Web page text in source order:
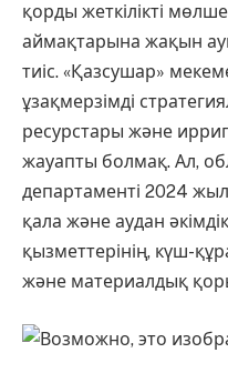
қорды жеткілікті
аймақтарына жақын
тиіс. «Қазсушар»
ұзақмерзімді
ресурстары және
жауапты болмақ. Ал,
департаменті 2024
қала және аудан
қызметтерінің, күш-
және материалдық